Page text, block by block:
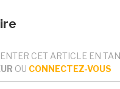
CET ARTICLE EN
OU CONNECTEZ-VOUS